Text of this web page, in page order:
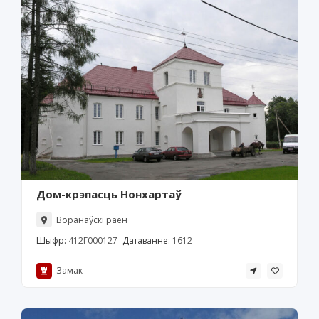
Дом-крэпасць Нонхартаў
Воранаўскі раён
Шыфр: 412Г000127 Датаванне: 1612
Замак